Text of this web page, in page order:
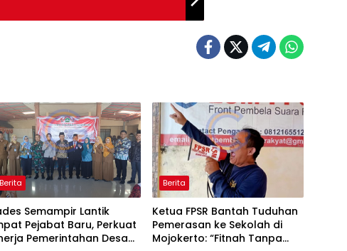
Berita
Semampir Lantik
Pejabat Baru, Perkuat
Pemerintahan Desa
Berita
Ketua FPSR Bantah Tuduhan
Pemerasan ke Sekolah di
Mojokerto: “Fitnah Tanpa